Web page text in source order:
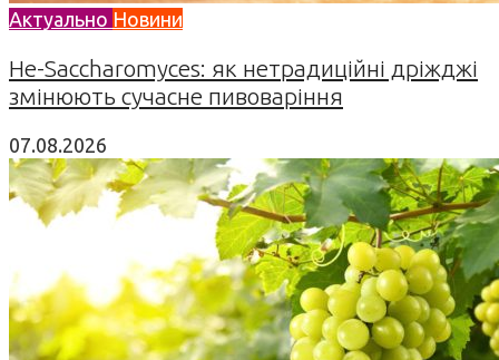
Актуально Новини
Не-Saccharomyces: як нетрадиційні дріжджі
змінюють сучасне пивоваріння
07.08.2026